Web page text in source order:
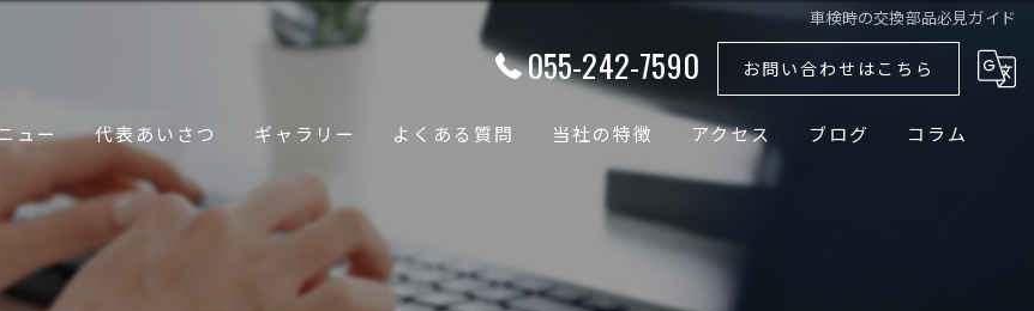
車検時の交換部品必見ガイド
055-242-7590 お問い合わせはこちら
ュー 代表あいさつ ギャラリー よくある質問 当社の特徴
国産車
アクセス ブログ コラム